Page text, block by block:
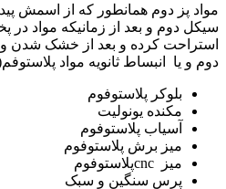
مواد پز دوم همانطور که از اسمش
سیکل دوم و بعد از زمانیکه مواد
استراحت کرده و بعد از خشک شدن
دوم و یا انبساط ثانویه مواد
بلوکر پلاستوفوم
مکنده یونولیت
آسیاب پلاستوفوم
میز برش پلاستوفوم
میز cncپلاستوفوم
پرس سنگین و سبک